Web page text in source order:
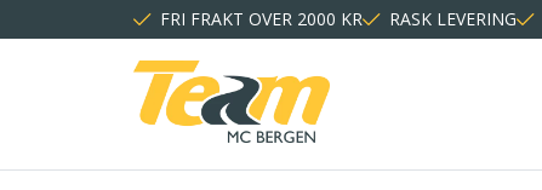
FRI FRAKT OVER 2000 KR RASK LEVERING